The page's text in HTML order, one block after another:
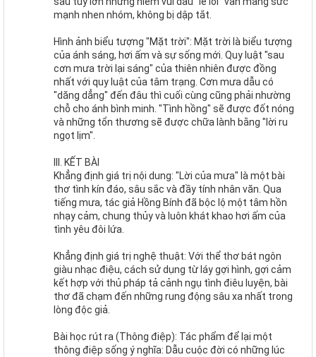
mạnh nhen nhóm, không bị dập tắt.
Hình ảnh biểu tượng "Mặt trời": Mặt trời là biểu tượng
của ánh sáng, hơi ấm và sự sống mới. Quy luật "sau
cơn mưa trời lại sáng" của thiên nhiên được đồng
nhất với quy luật của tâm trạng. Cơn mưa dẫu có
"dăng dẳng" đến đâu thì cuối cùng cũng phải nhường
chỗ cho ánh bình minh. "Tình hồng" sẽ được đốt nóng
và những tổn thương sẽ được chữa lành bằng "lời ru
ngọt lịm".
III. KẾT BÀI
Khẳng định giá trị nội dung: "Lời của mưa" là một bài
thơ tình kín đáo, sâu sắc và đầy tính nhân văn. Qua
tiếng mưa, tác giả Hồng Bính đã bộc lộ một tâm hồn
nhạy cảm, chung thủy và luôn khát khao hơi ấm của
tình yêu đôi lứa.
Khẳng định giá trị nghệ thuật: Với thể thơ bát ngôn
giàu nhạc điệu, cách sử dụng từ láy gợi hình, gợi cảm
kết hợp với thủ pháp tả cảnh ngụ tình điêu luyện, bài
thơ đã chạm đến những rung động sâu xa nhất trong
lòng độc giả.
Bài học rút ra (Thông điệp): Tác phẩm để lại một
thông điệp sống ý nghĩa: Dẫu cuộc đời có những lúc